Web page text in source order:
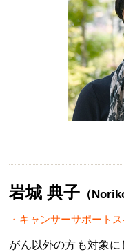
岩城 典子 （
キャンサーサポート
がん以外の方も対象